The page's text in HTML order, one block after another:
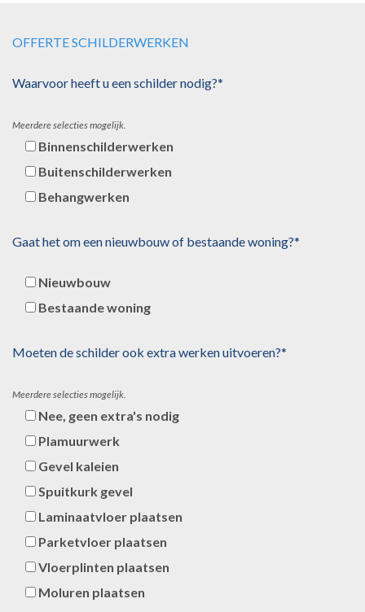
OFFERTE SCHILDERWERKEN
Waarvoor heeft u een schilder nodig?*
Meerdere selecties mogelijk.
Binnenschilderwerken
Buitenschilderwerken
Behangwerken
Gaat het om een nieuwbouw of bestaande woning?*
Nieuwbouw
Bestaande woning
Moeten de schilder ook extra werken uitvoeren?*
Meerdere selecties mogelijk.
Nee, geen extra's nodig
Plamuurwerk
Gevel kaleien
Spuitkurk gevel
Laminaatvloer plaatsen
Parketvloer plaatsen
Vloerplinten plaatsen
Moluren plaatsen